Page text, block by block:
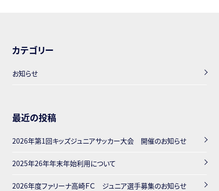
カテゴリー
お知らせ
最近の投稿
2026年第1回キッズジュニアサッカー大会 開催のお知らせ
2025年26年年末年始利用について
2026年度ファリーナ高崎ＦＣ ジュニア選手募集のお知らせ